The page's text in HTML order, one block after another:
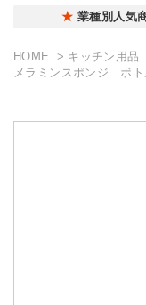
業種別人気
HOME キッチン用品
メラミンスポンジ ボ